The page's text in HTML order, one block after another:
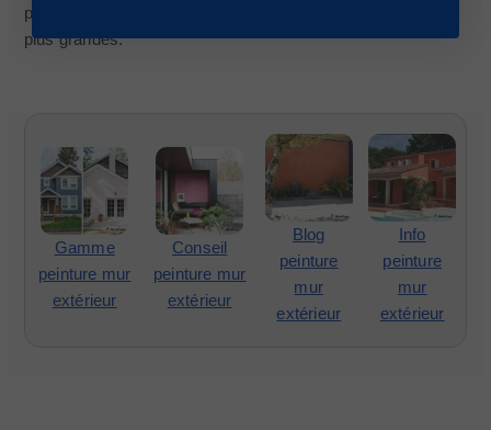
pour un pistolet pression lorsque les surfaces sont
plus grandes.
Gamme
peinture mur
extérieur
Conseil
peinture mur
extérieur
Blog
peinture
mur
extérieur
Info
peinture
mur
extérieur